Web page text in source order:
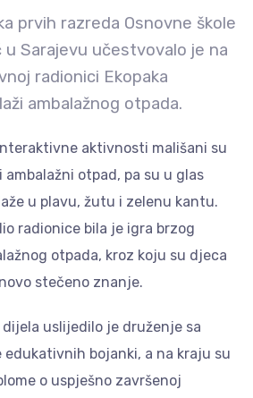
prvih razreda Osnovne škole
u Sarajevu učestvovalo je na
radionici Ekopaka
ambalažnog otpada.
aktivnosti mališani su
otpad, pa su u glas
u plavu, žutu i zelenu kantu.
radionice bila je igra brzog
otpada, kroz koju su djeca
stečeno znanje.
uslijedilo je druženje sa
edukativnih bojanki, a na kraju su
o uspješno završenoj